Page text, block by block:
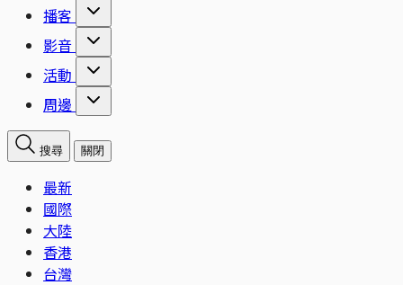
播客
影音
活動
周邊
搜尋 關閉
最新
國際
大陸
香港
台灣